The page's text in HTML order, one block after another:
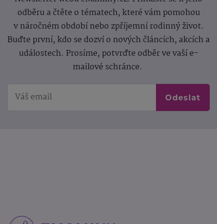
odběru a čtěte o tématech, které vám pomohou
v náročném období nebo zpříjemní rodinný život.
Buďte první, kdo se dozví o nových článcích, akcích a
událostech. Prosíme, potvrďte odběr ve vaší e-
mailové schránce.
Odeslat